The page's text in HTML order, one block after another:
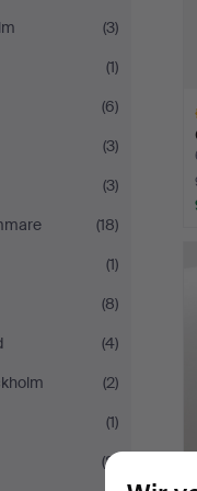
(3)
(1)
(6)
(3)
(3)
(18)
(1)
(8)
(4)
(2)
(1)
(8)